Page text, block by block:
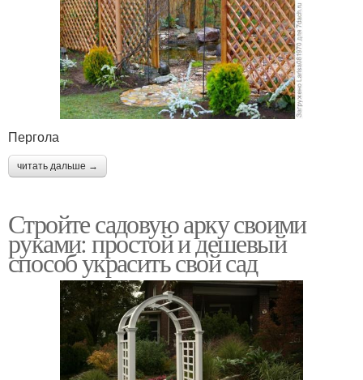
Пергола
читать дальше →
Стройте садовую арку своими
руками: простой и дешевый
способ украсить свой сад